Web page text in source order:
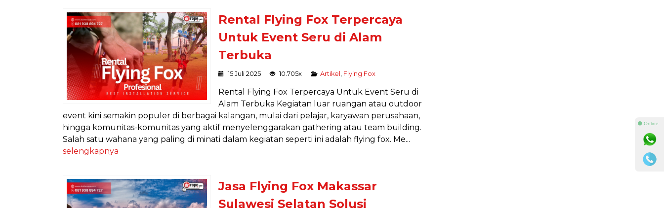
Rental Flying Fox Terpercaya
Untuk Event Seru di Alam
Terbuka
15 Juli 2025 10.705x Artikel Flying Fox
Rental Flying Fox Terpercaya Untuk Event Seru di
Alam Terbuka Kegiatan luar ruangan atau outdoor
event kini semakin populer di berbagai kalangan, mulai dari pelajar, karyawan perusahaan,
hingga komunitas-komunitas yang aktif menyelenggarakan gathering atau team building.
Salah satu wahana yang paling di minati dalam kegiatan seperti ini adalah flying fox. Me...
selengkapnya
Jasa Flying Fox Makassar
Sulawesi Selatan Solusi
⚫ Online